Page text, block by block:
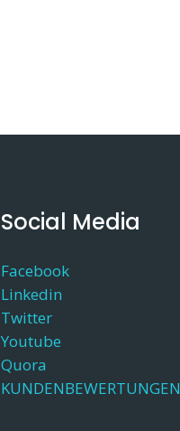
Social Media
Facebook
Linkedin
Twitter
Youtube
Quora
KUNDENBEWERTUNGEN